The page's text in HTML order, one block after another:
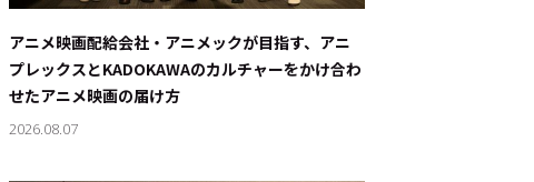
アニメ映画配給会社・アニメックが目指す、アニ
プレックスとKADOKAWAのカルチャーをかけ合わ
せたアニメ映画の届け方
2026.08.07